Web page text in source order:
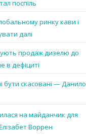
поспіль
ринку кави і
далі
продаж дизелю до
в дефіциті
бути скасовані — Данило
на майданчик для
Воррен